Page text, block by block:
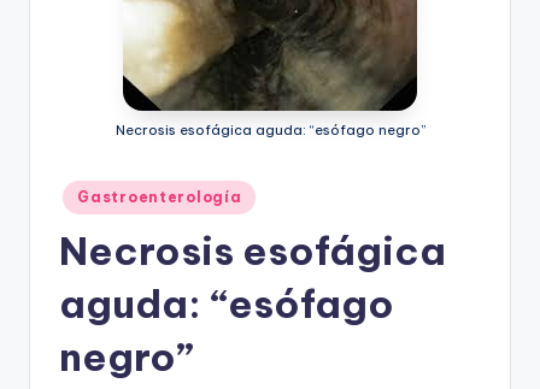
Necrosis esofágica aguda: “esófago negro”
Publicado
en
Gastroenterología
Necrosis esofágica
aguda: “esófago
negro”